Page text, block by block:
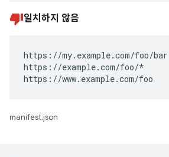
일치하지 않음
https://my.example.com/foo/bar
https://example.com/foo/*
https://www.example.com/foo
manifest.json